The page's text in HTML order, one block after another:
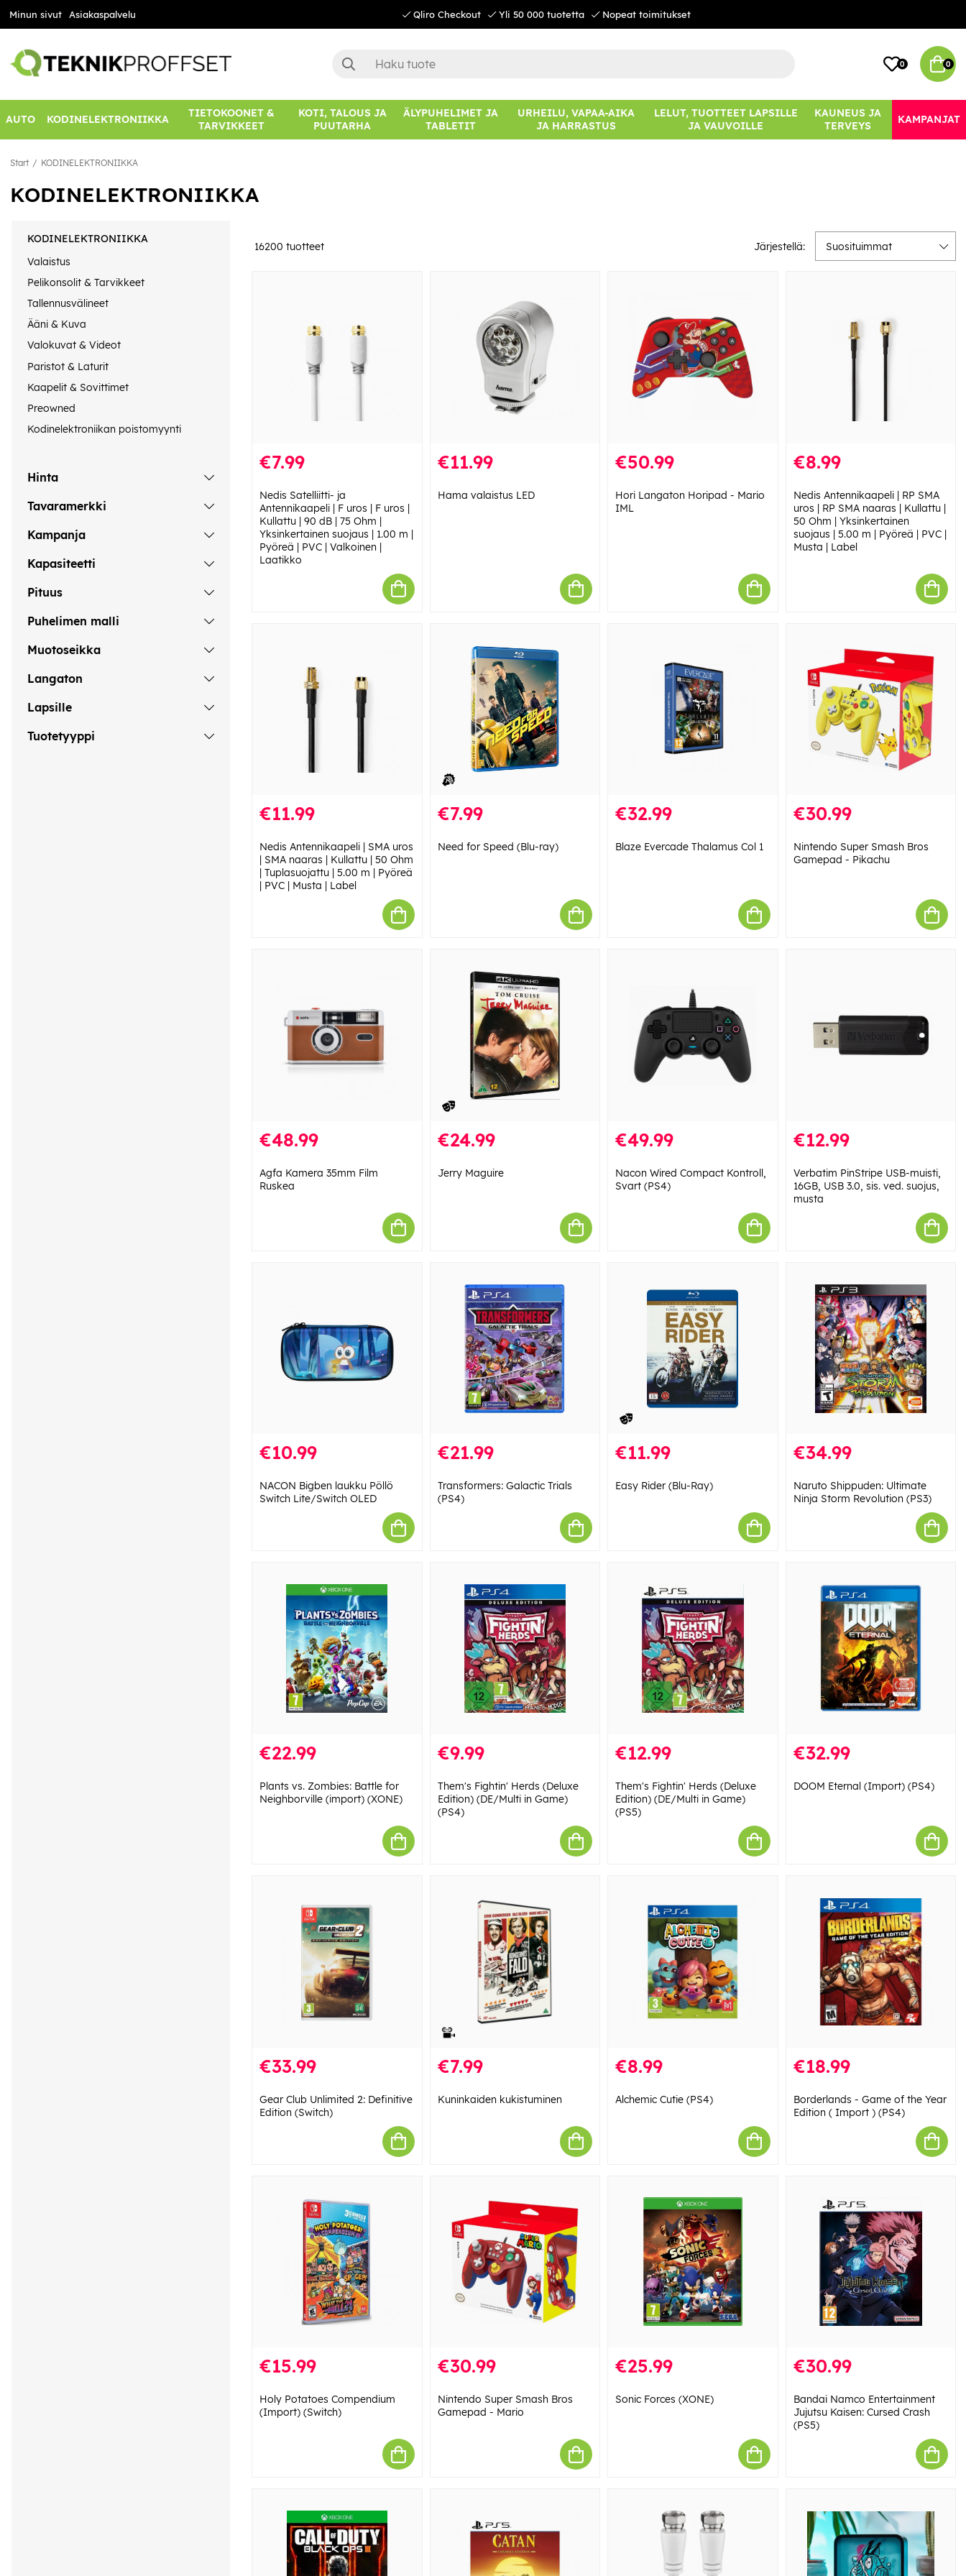
Minun sivut Asiakaspalvelu Qliro Checkout Yli 50 000 tuotetta Nopeat toimitukset
0 0
AUTO KODINELEKTRONIIKKA
TIETOKOONET &
TARVIKKEET
KOTI, TALOUS JA
PUUTARHA
ÄLYPUHELIMET JA
TABLETIT
URHEILU, VAPAA-AIKA
JA HARRASTUS
LELUT, TUOTTEET LAPSILLE
JA VAUVOILLE
KAUNEUS JA
TERVEYS
KAMPANJAT
Start KODINELEKTRONIIKKA
KODINELEKTRONIIKKA
KODINELEKTRONIIKKA
Valaistus
Pelikonsolit & Tarvikkeet
Tallennusvälineet
Ääni & Kuva
Valokuvat & Videot
Paristot & Laturit
Kaapelit & Sovittimet
Preowned
Kodinelektroniikan poistomyynti
Hinta
Tavaramerkki
Kampanja
Kapasiteetti
Pituus
Puhelimen malli
Muotoseikka
Langaton
Lapsille
Tuotetyyppi
16200 tuotteet Järjestellä: Suosituimmat
€7.99
Nedis Satelliitti- ja
Antennikaapeli | F uros | F uros |
Kullattu | 90 dB | 75 Ohm |
Yksinkertainen suojaus | 1.00 m |
Pyöreä | PVC | Valkoinen |
Laatikko
€11.99
Hama valaistus LED
€50.99
Hori Langaton Horipad - Mario
IML
€8.99
Nedis Antennikaapeli | RP SMA
uros | RP SMA naaras | Kullattu |
50 Ohm | Yksinkertainen
suojaus | 5.00 m | Pyöreä | PVC |
Musta | Label
€11.99
Nedis Antennikaapeli | SMA uros
| SMA naaras | Kullattu | 50 Ohm
| Tuplasuojattu | 5.00 m | Pyöreä
| PVC | Musta | Label
€7.99
Need for Speed (Blu-ray)
€32.99
Blaze Evercade Thalamus Col 1
€30.99
Nintendo Super Smash Bros
Gamepad - Pikachu
€48.99
Agfa Kamera 35mm Film
Ruskea
€24.99
Jerry Maguire
€49.99
Nacon Wired Compact Kontroll,
Svart (PS4)
€12.99
Verbatim PinStripe USB-muisti,
16GB, USB 3.0, sis. ved. suojus,
musta
€10.99
NACON Bigben laukku Pöllö
Switch Lite/Switch OLED
€21.99
Transformers: Galactic Trials
(PS4)
€11.99
Easy Rider (Blu-Ray)
€34.99
Naruto Shippuden: Ultimate
Ninja Storm Revolution (PS3)
€22.99
Plants vs. Zombies: Battle for
Neighborville (import) (XONE)
€9.99
Them's Fightin' Herds (Deluxe
Edition) (DE/Multi in Game)
(PS4)
€12.99
Them's Fightin' Herds (Deluxe
Edition) (DE/Multi in Game)
(PS5)
€32.99
DOOM Eternal (Import) (PS4)
€33.99
Gear Club Unlimited 2: Definitive
Edition (Switch)
€7.99
Kuninkaiden kukistuminen
€8.99
Alchemic Cutie (PS4)
€18.99
Borderlands - Game of the Year
Edition ( Import ) (PS4)
€15.99
Holy Potatoes Compendium
(Import) (Switch)
€30.99
Nintendo Super Smash Bros
Gamepad - Mario
€25.99
Sonic Forces (XONE)
€30.99
Bandai Namco Entertainment
Jujutsu Kaisen: Cursed Crash
(PS5)